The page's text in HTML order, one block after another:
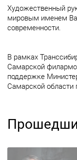
Художественный
мировым именем
современности.
В рамках
Самарской
поддержке
Самарской области